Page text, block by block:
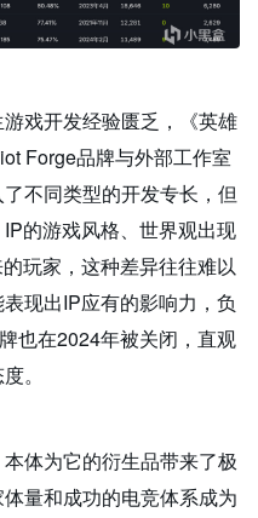
戏开发经验匮乏，《英雄
Forge品牌与外部工作室
不同类型的开发专长，但
的游戏风格、世界观出现
玩家，这种差异往往难以
现出IP应有的影响力，负
也在2024年被关闭，直观
。
体为它的衍生品带来了极
量和成功的电竞体系成为